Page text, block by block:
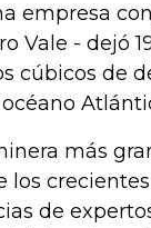
empresa
Vale - dejó
cúbicos de
más
los
de